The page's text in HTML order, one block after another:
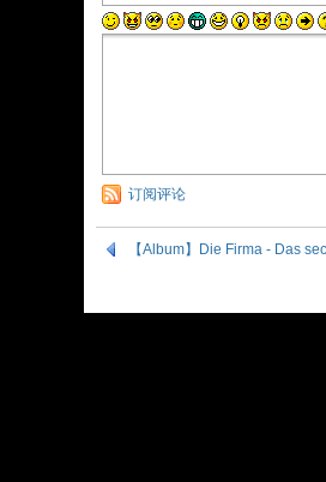
订阅评论
【Album】Die Firma - Das